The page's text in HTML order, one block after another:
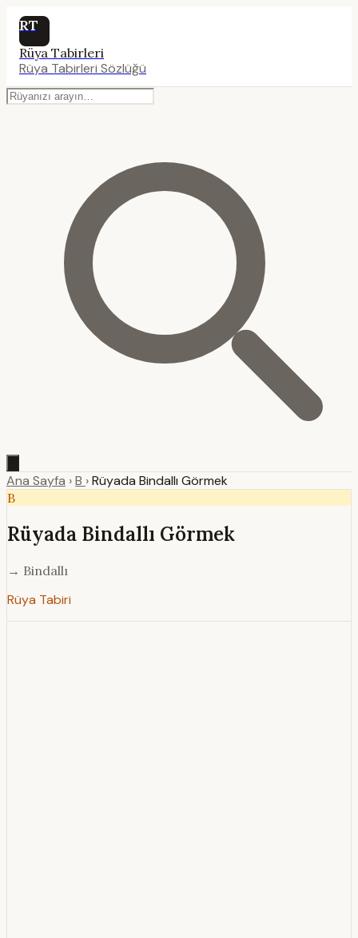
RT
Rüya Tabirleri
Rüya Tabirleri Sözlüğü
Ana Sayfa ›B ›Rüyada Bindallı Görmek
B
Rüyada Bindallı Görmek
→ Bindallı
Rüya Tabiri